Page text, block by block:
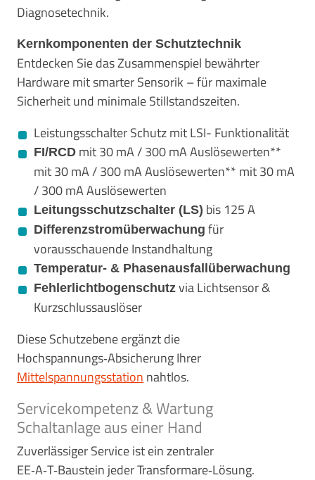
Diagnosetechnik.
Kernkomponenten der Schutztechnik
Entdecken Sie das Zusammenspiel bewährter
Hardware mit smarter Sensorik – für maximale
Sicherheit und minimale Stillstandszeiten.
Leistungsschalter Schutz mit LSI- Funktionalität
FI/RCD mit 30 mA / 300 mA Auslösewerten**
mit 30 mA / 300 mA Auslösewerten** mit 30 mA
/ 300 mA Auslösewerten
Leitungsschutzschalter (LS) bis 125 A
Differenzstromüberwachung für
vorausschauende Instandhaltung
Temperatur‑ & Phasenausfallüberwachung
Fehlerlichtbogenschutz via Lichtsensor &
Kurzschlussauslöser
Diese Schutzebene ergänzt die
Hochspannungs‑Absicherung Ihrer
Mittelspannungsstationnahtlos.
Servicekompetenz & Wartung
Schaltanlage aus einer Hand
Zuverlässiger Service ist ein zentraler
EE‑A‑T‑Baustein jeder Transformare‑Lösung.